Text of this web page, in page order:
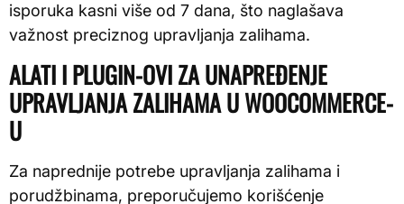
isporuka kasni više od 7 dana, što naglašava
važnost preciznog upravljanja zalihama.
ALATI I PLUGIN-OVI ZA UNAPREĐENJE
UPRAVLJANJA ZALIHAMA U WOOCOMMERCE-
U
Za naprednije potrebe upravljanja zalihama i
porudžbinama, preporučujemo korišćenje